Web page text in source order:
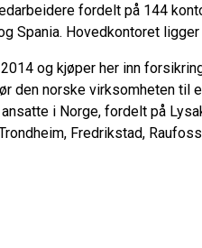
fordelt på 144
Spania. Hovedkontoret
og kjøper her inn
den norske virksomheten til
i Norge, fordelt på
Fredrikstad,